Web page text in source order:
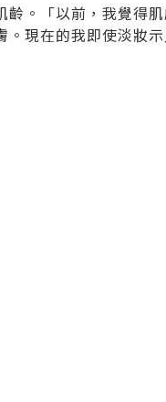
。「以前，我覺得
現在的我即使淡妝示